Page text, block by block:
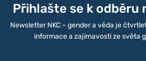
Přihlašte se k odběru
Newsletter NKC – gender a věda je
informace a zajímavosti ze světa